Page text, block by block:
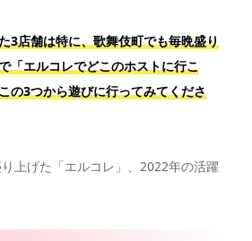
3店舗は特に、歌舞伎町でも毎晩盛り
「エルコレでどこのホストに行こ
の3つから遊びに行ってみてくださ
上げた「エルコレ」、2022年の活躍